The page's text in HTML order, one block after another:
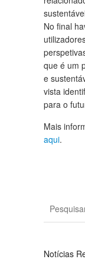
No final
que é um
e
vista
para o
Mais
aqui.
Notícias